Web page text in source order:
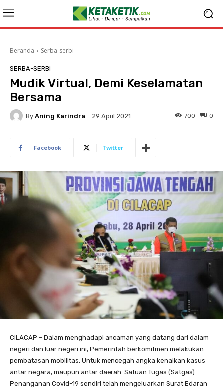
Beranda Serba-serbi
SERBA-SERBI
Mudik Virtual, Demi Keselamatan
Bersama
By Aning Karindra 29 April 2021 0
700
Facebook Twitter
CILACAP – Dalam menghadapi ancaman yang datang dari dalam
negeri dan luar negeri ini, Pemerintah berkomitmen melakukan
pembatasan mobilitas. Untuk mencegah angka kenaikan kasus
antar negara, maupun antar daerah. Satuan Tugas (Satgas)
Penanganan Covid-19 sendiri telah mengeluarkan Surat Edaran